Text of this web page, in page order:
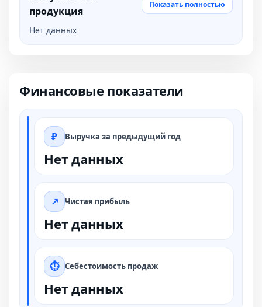
продукция
Показать полностью
Нет данных
Финансовые показатели
Выручка за предыдущий год
Нет данных
Чистая прибыль
Нет данных
Себестоимость продаж
Нет данных